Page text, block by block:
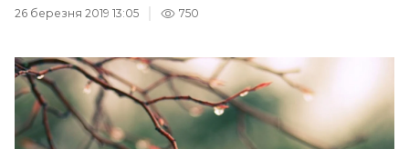
26 березня 2019 13:05
750